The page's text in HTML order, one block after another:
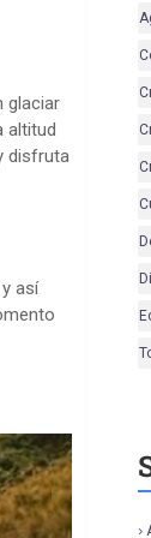
glaciar
altitud
disfruta
así